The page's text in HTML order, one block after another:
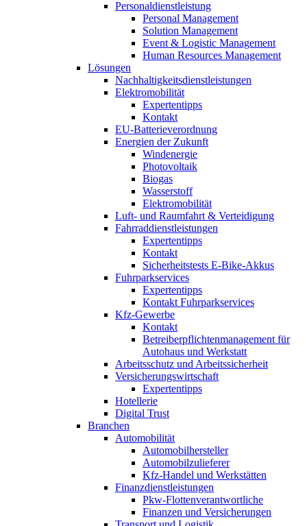
Personaldienstleistung
Personal Management
Solution Management
Event & Logistic Management
Human Resources Management
Lösungen
Nachhaltigkeitsdienstleistungen
Elektromobilität
Expertentipps
Kontakt
EU-Batterieverordnung
Energien der Zukunft
Windenergie
Photovoltaik
Biogas
Wasserstoff
Elektromobilität
Luft- und Raumfahrt & Verteidigung
Fahrraddienstleistungen
Expertentipps
Kontakt
Sicherheitstests E-Bike-Akkus
Fuhrparkservices
Expertentipps
Kontakt Fuhrparkservices
Kfz-Gewerbe
Kontakt
Betreiberpflichtenmanagement für
Autohaus und Werkstatt
Arbeitsschutz und Arbeitssicherheit
Versicherungswirtschaft
Expertentipps
Hotellerie
Digital Trust
Branchen
Automobilität
Automobilhersteller
Automobilzulieferer
Kfz-Handel und Werkstätten
Finanzdienstleistungen
Pkw‑Flottenverantwortliche
Finanzen und Versicherungen